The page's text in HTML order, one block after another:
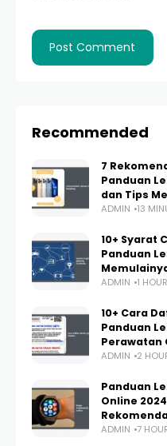
Recommended
7
Panduan
dan Tips
ADMIN 13
10+ Syarat
Panduan
ADMIN 1
10+ Cara
Panduan
Perawatan
ADMIN 2
Panduan
Online
ADMIN 7